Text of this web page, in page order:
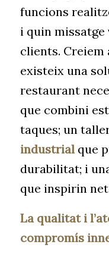
funcions
i quin
clients. Creiem
existeix una
restaurant
que combini
taques; un
industrial que
durabilitat; i
que inspirin
La qualitat i
compromís